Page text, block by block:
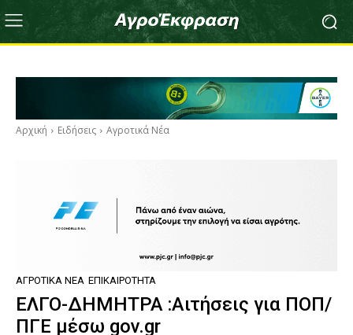
Αρχική Ειδήσεις Αγροτικά Νέα
ΑΓΡΟΤΙΚΆ ΝΈΑ ΕΠΙΚΑΙΡΌΤΗΤΑ
ΕΛΓΟ-ΔΗΜΗΤΡΑ :Αιτήσεις για ΠΟΠ/
ΠΓΕ μέσω gov.gr